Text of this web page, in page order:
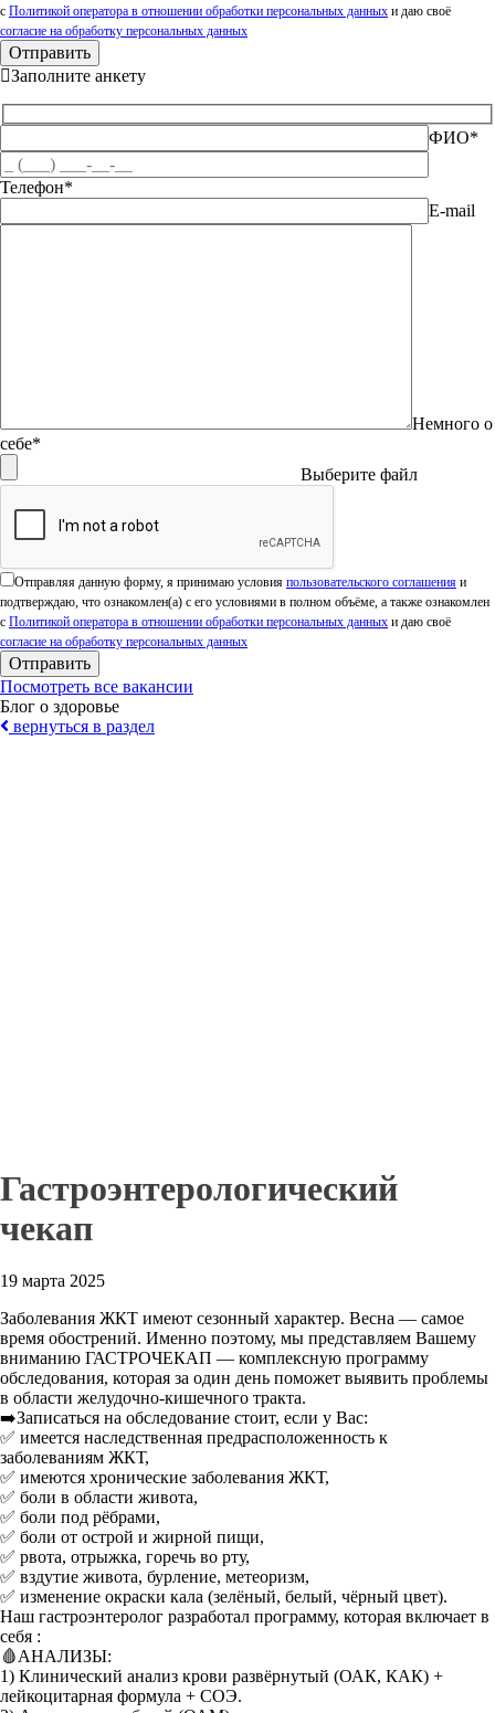
с Политикой оператора в отношении обработки персональных данных и даю своё
согласие на обработку персональных данных
Заполните анкету
ФИО*
Телефон*
E-mail
Немного о
себе*
Выберите файл
Отправляя данную форму, я принимаю условия пользовательского соглашения и
подтверждаю, что ознакомлен(а) с его условиями в полном объёме, а также ознакомлен
с Политикой оператора в отношении обработки персональных данных и даю своё
согласие на обработку персональных данных
Посмотреть все вакансии
Блог о здоровье
вернуться в раздел
Гастроэнтерологический
чекап
19 марта 2025
Заболевания ЖКТ имеют сезонный характер. Весна — самое
время обострений. Именно поэтому, мы представляем Вашему
вниманию ГАСТРОЧЕКАП — комплексную программу
обследования, которая за один день поможет выявить проблемы
в области желудочно-кишечного тракта.
➡️Записаться на обследование стоит, если у Вас:
✅ имеется наследственная предрасположенность к
заболеваниям ЖКТ,
✅ имеются хронические заболевания ЖКТ,
✅ боли в области живота,
✅ боли под рёбрами,
✅ боли от острой и жирной пищи,
✅ рвота, отрыжка, горечь во рту,
✅ вздутие живота, бурление, метеоризм,
✅ изменение окраски кала (зелёный, белый, чёрный цвет).
Наш гастроэнтеролог разработал программу, которая включает в
себя :
🩸АНАЛИЗЫ:
1) Клинический анализ крови развёрнутый (ОАК, КАК) +
лейкоцитарная формула + СОЭ.